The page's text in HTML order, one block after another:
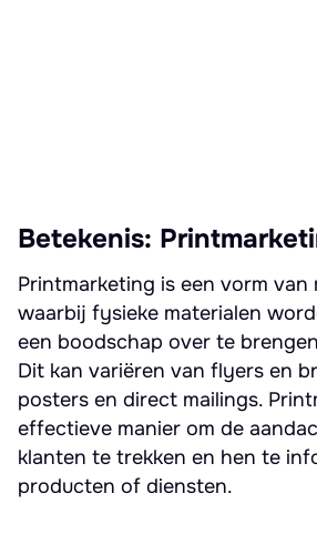
Betekenis:
Printmarketing is een vorm van
waarbij fysieke materialen
een boodschap over te
Dit kan variëren van flyers en
posters en direct mailings.
effectieve manier om de
klanten te trekken en hen te
producten of diensten.